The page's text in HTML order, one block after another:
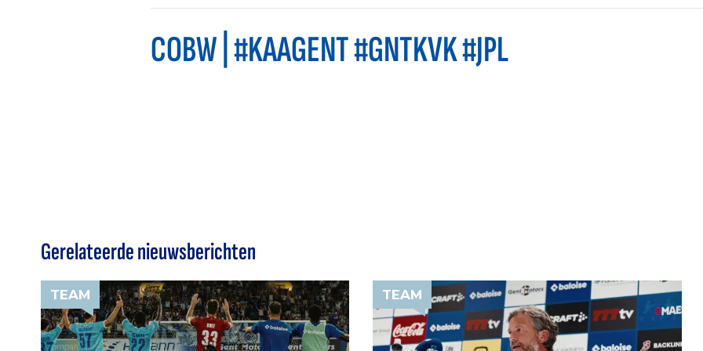
COBW | #KAAGENT #GNTKVK #JPL
Gerelateerde nieuwsberichten
TEAM TEAM